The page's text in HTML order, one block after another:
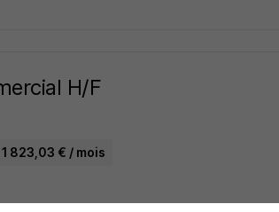
H/F
823,03 € / mois